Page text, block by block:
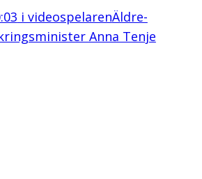
i videospelarenÄldre-
Anna Tenje